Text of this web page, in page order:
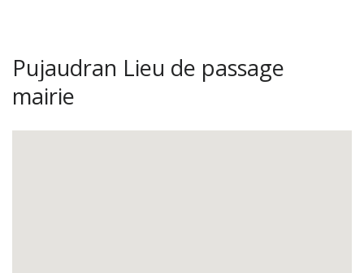
Pujaudran Lieu de passage
mairie